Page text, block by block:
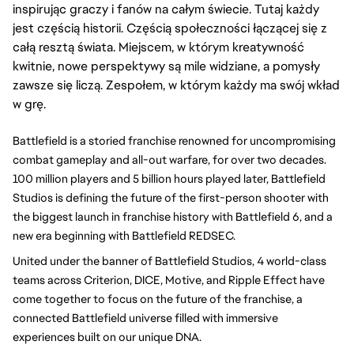
inspirując graczy i fanów na całym świecie. Tutaj każdy
jest częścią historii. Częścią społeczności łączącej się z
całą resztą świata. Miejscem, w którym kreatywność
kwitnie, nowe perspektywy są mile widziane, a pomysły
zawsze się liczą. Zespołem, w którym każdy ma swój wkład
w grę.
Battlefield is a storied franchise renowned for uncompromising
combat gameplay and all-out warfare, for over two decades.
100 million players and 5 billion hours played later, Battlefield
Studios is defining the future of the first-person shooter with
the biggest launch in franchise history with Battlefield 6, and a
new era beginning with Battlefield REDSEC.
United under the banner of Battlefield Studios, 4 world-class
teams across Criterion, DICE, Motive, and Ripple Effect have
come together to focus on the future of the franchise, a
connected Battlefield universe filled with immersive
experiences built on our unique DNA.